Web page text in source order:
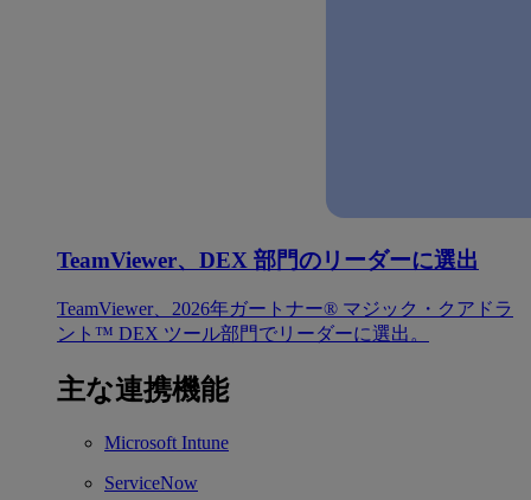
TeamViewer、DEX 部門のリーダーに選出
TeamViewer、2026年ガートナー® マジック・クアドラ
ント™ DEX ツール部門でリーダーに選出。
主な連携機能
Microsoft Intune
ServiceNow